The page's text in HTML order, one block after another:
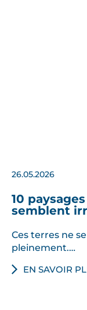
26.05.2026
10
semblent
Ces terres ne
pleinement.…
EN SAVOIR